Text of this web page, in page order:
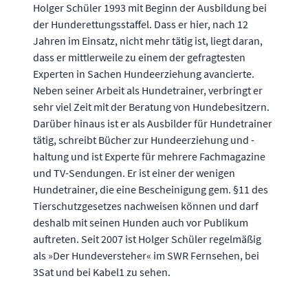
Holger Schüler 1993 mit Beginn der Ausbildung bei
der Hunderettungsstaffel. Dass er hier, nach 12
Jahren im Einsatz, nicht mehr tätig ist, liegt daran,
dass er mittlerweile zu einem der gefragtesten
Experten in Sachen Hundeerziehung avancierte.
Neben seiner Arbeit als Hundetrainer, verbringt er
sehr viel Zeit mit der Beratung von Hundebesitzern.
Darüber hinaus ist er als Ausbilder für Hundetrainer
tätig, schreibt Bücher zur Hundeerziehung und -
haltung und ist Experte für mehrere Fachmagazine
und TV-Sendungen. Er ist einer der wenigen
Hundetrainer, die eine Bescheinigung gem. §11 des
Tierschutzgesetzes nachweisen können und darf
deshalb mit seinen Hunden auch vor Publikum
auftreten. Seit 2007 ist Holger Schüler regelmäßig
als »Der Hundeversteher« im SWR Fernsehen, bei
3Sat und bei Kabel1 zu sehen.